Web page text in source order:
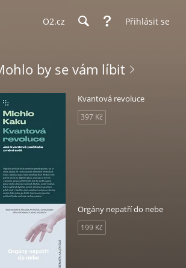
O2.cz Přihlásit se
by se vám líbit
Kvantová revoluce
397 Kč
Orgány nepatří do nebe
199 Kč